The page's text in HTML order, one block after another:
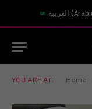
العربية (
YOU ARE AT: Home